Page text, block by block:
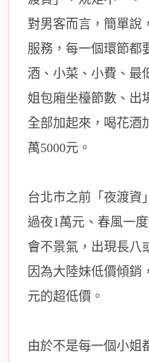
對男客而言，簡單說
服務，每一個環節都
酒、小菜、小費、最
姐包廂坐檯節數、出
全部加起來，喝花酒
萬5000元。
台北市之前「夜渡資
過夜1萬元、春風一
會不景氣，出現長八
因為大陸妹低價傾銷
元的超低價。
由於不是每一個小姐